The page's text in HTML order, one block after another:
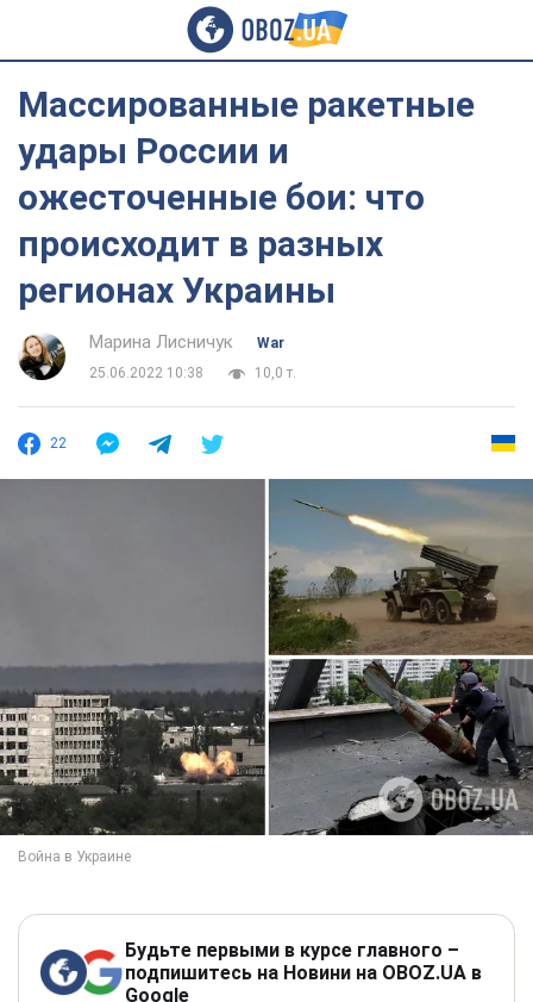
Массированные ракетные
удары России и
ожесточенные бои: что
происходит в разных
регионах Украины
Марина Лисничук
War
25.06.2022 10:38
10,0 т.
22
Будьте первыми в курсе главного –
подпишитесь на Новини на OBOZ.UA в
Google